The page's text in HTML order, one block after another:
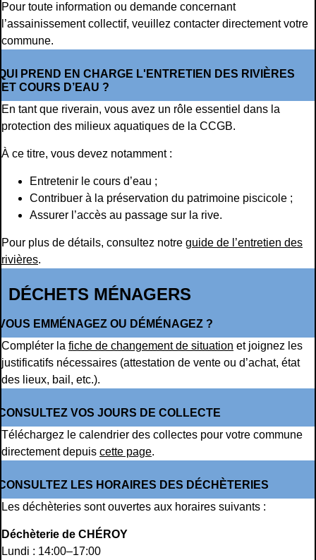
Pour toute information ou demande concernant
l’assainissement collectif, veuillez contacter directement votre
commune.
PREND EN CHARGE L'ENTRETIEN DES RIVIÈRES
ET COURS D’EAU ?
En tant que riverain, vous avez un rôle essentiel dans la
protection des milieux aquatiques de la CCGB.
À ce titre, vous devez notamment :
Entretenir le cours d’eau ;
Contribuer à la préservation du patrimoine piscicole ;
Assurer l’accès au passage sur la rive.
Pour plus de détails, consultez notre guide de l’entretien des
rivières.
DÉCHETS MÉNAGERS
EMMÉNAGEZ OU DÉMÉNAGEZ ?
Compléter la fiche de changement de situation et joignez les
justificatifs nécessaires (attestation de vente ou d’achat, état
des lieux, bail, etc.).
VOS JOURS DE COLLECTE
Téléchargez le calendrier des collectes pour votre commune
directement depuis cette page.
LES HORAIRES DES DÉCHÈTERIES
Les déchèteries sont ouvertes aux horaires suivants :
Déchèterie de CHÉROY
Lundi : 14:00–17:00